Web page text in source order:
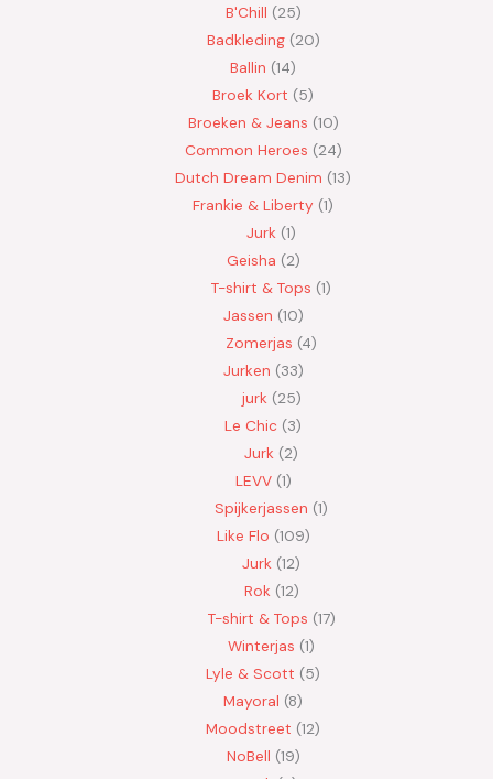
B'Chill 25
Badkleding 20
Ballin 14
Broek Kort 5
Broeken & Jeans 10
Common Heroes 24
Dutch Dream Denim 13
Frankie & Liberty 1
Jurk 1
Geisha 2
T-shirt & Tops 1
Jassen 10
Zomerjas 4
Jurken 33
jurk 25
Le Chic 3
Jurk 2
LEVV 1
Spijkerjassen 1
Like Flo 109
Jurk 12
Rok 12
T-shirt & Tops 17
Winterjas 1
Lyle & Scott 5
Mayoral 8
Moodstreet 12
NoBell 19